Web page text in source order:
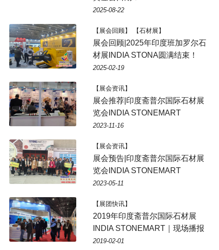
2025-08-22
【展会回顾】 【石材展】
展会回顾|2025年印度班加罗尔石
材展INDIA STONA圆满结束！
2025-02-19
【展会资讯】
展会推荐|印度斋普尔国际石材展
览会INDIA STONEMART
2023-11-16
【展会资讯】
展会预告|印度斋普尔国际石材展
览会INDIA STONEMART
2023-05-11
【展团快讯】
2019年印度斋普尔国际石材展
INDIA STONEMART｜现场播报
2019-02-01